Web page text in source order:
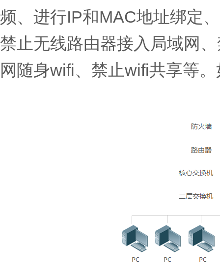
频、进行IP和MAC地址绑定
禁止无线路由器接入局域网
网随身wifi、禁止wifi共享等